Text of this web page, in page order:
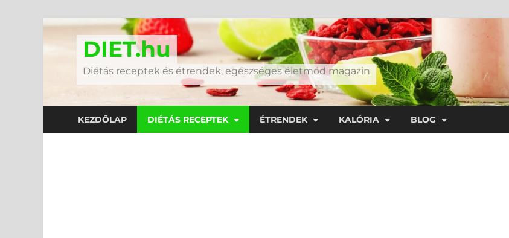
DIET.hu
Diétás receptek és étrendek, egészséges életmód magazin
KEZDŐLAP DIÉTÁS RECEPTEK ÉTRENDEK KALÓRIA BLOG